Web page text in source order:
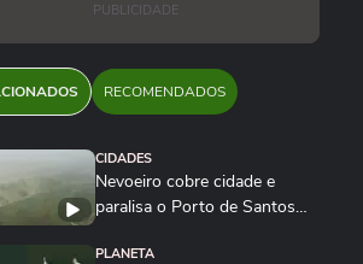
PUBLICIDADE
RECOMENDADOS
CIDADES
Nevoeiro cobre cidade e
paralisa o Porto de Santos
PLANETA